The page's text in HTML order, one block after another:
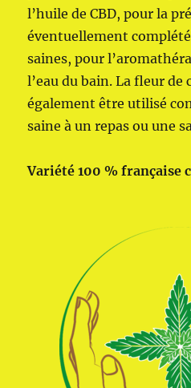
l’huile de CBD, pour la
éventuellement complété
saines, pour
l’eau du bain. La fleur de
également être utilisé
saine à un repas ou une
Variété 100 % française